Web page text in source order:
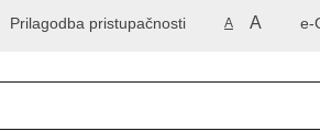
e-
A A
Prilagodba pristupačnosti